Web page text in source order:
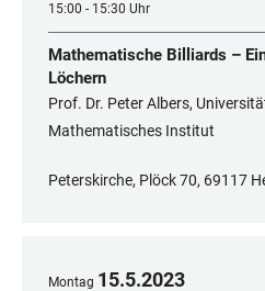
15:00 - 15:30 Uhr
Mathematische Billiards –
Löchern
Prof. Dr. Peter Albers,
Mathematisches Institut
Peterskirche, Plöck 70, 69117
Montag 15.5.2023